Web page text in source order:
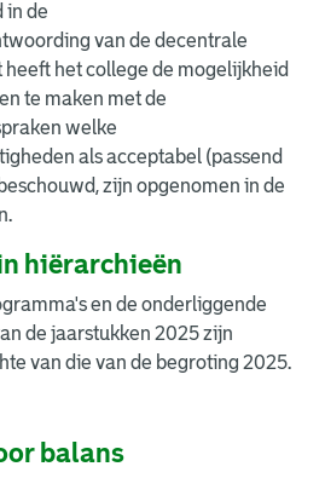
in de
van de decentrale
het college de mogelijkheid
te maken met de
welke
als acceptabel (passend
zijn opgenomen in de
hiërarchieën
en de onderliggende
de jaarstukken 2025 zijn
van die van de begroting 2025.
balans